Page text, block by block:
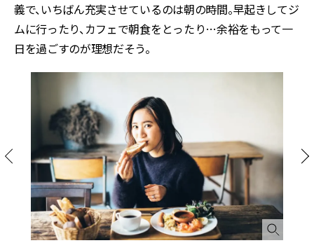
義で、いちばん充実させているのは朝の時間。早起きしてジ
ムに行ったり、カフェで朝食をとったり…余裕をもって一
日を過ごすのが理想だそう。